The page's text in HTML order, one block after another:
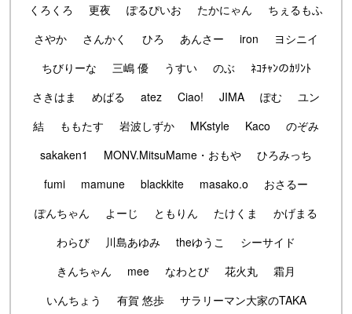
くろくろ
更夜 ぽるぴいお たかにゃん
ちぇるもふ
さやか
さんかく ひろ あんさー iron
ヨシニイ
ちびりーな
三嶋 優 うすい のぶ
ﾈｺﾁｬﾝのｶﾘﾝﾄ
さきはま
めばる atez Ciao! JIMA ぽむ
ユン
結
ももたす 岩波しずか MKstyle Kaco
のぞみ
sakaken1
MONV.MitsuMame・おもや
ひろみっち
fumi
mamune blackkite masako.o
おさるー
ぽんちゃん
よーじ ともりん たけくま
かげまる
わらび
川島あゆみ theゆうこ
シーサイド
きんちゃん
mee なわとび 花火丸
霜月
いんちょう
有賀 悠歩
サラリーマン大家のTAKA